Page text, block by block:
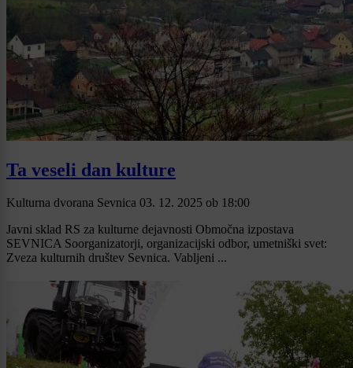
Ta veseli dan kulture
Kulturna dvorana Sevnica 03. 12. 2025 ob 18:00
Javni sklad RS za kulturne dejavnosti Območna izpostava
SEVNICA Soorganizatorji, organizacijski odbor, umetniški svet:
Zveza kulturnih društev Sevnica. Vabljeni ...